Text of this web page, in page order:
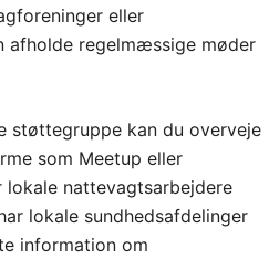
eller
afholde regelmæssige møder
støttegruppe kan du overveje
som Meetup eller
lokale nattevagtsarbejdere
lokale sundhedsafdelinger
information om